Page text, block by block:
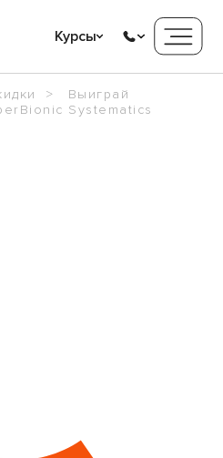
Курсы
Выиграй
Systematics